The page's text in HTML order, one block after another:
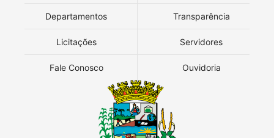
Departamentos Transparência
Licitações Servidores
Fale Conosco Ouvidoria